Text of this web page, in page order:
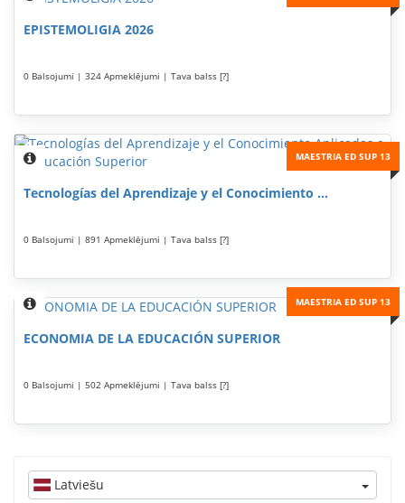
EPISTEMOLIGIA 2026
0 Balsojumi | 324 Apmeklējumi | Tava balss [?]
MAESTRIA ED SUP 13
Tecnologías del Aprendizaje y el Conocimiento ...
0 Balsojumi | 891 Apmeklējumi | Tava balss [?]
MAESTRIA ED SUP 13
ECONOMIA DE LA EDUCACIÓN SUPERIOR
0 Balsojumi | 502 Apmeklējumi | Tava balss [?]
Latviešu